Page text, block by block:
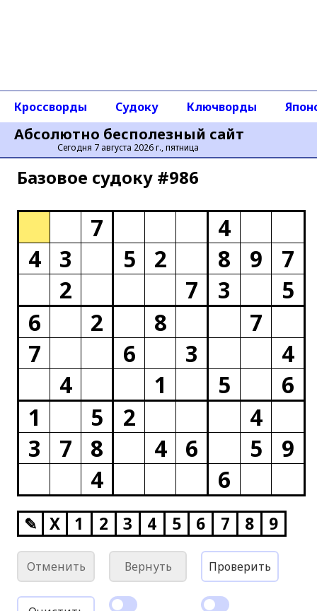
Абсолютно бесполезный сайт
Сегодня 7 августа 2026 г., пятница
Кроссворды Судоку Ключворды
Базовое cудоку #986
7
4
4
3 5 2 8 9
7
2
7 3
5
6
2 8
7
7
6 3
4
4
1 5
6
1
5 2
4
3
7 8 4 6 5
9
4
6
✎ X 1 2 3 4 5 6 7 8 9
Отменить Вернуть Проверить